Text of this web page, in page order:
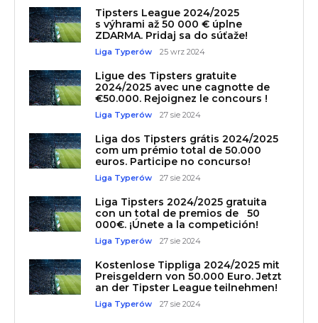
Tipsters League 2024/2025
s výhrami až 50 000 € úplne
ZDARMA. Pridaj sa do súťaže!
Liga Typerów 25 wrz 2024
Ligue des Tipsters gratuite
2024/2025 avec une cagnotte de
€50.000. Rejoignez le concours !
Liga Typerów 27 sie 2024
Liga dos Tipsters grátis 2024/2025
com um prémio total de 50.000
euros. Participe no concurso!
Liga Typerów 27 sie 2024
Liga Tipsters 2024/2025 gratuita
con un total de premios de 50
000€. ¡Únete a la competición!
Liga Typerów 27 sie 2024
Kostenlose Tippliga 2024/2025 mit
Preisgeldern von 50.000 Euro. Jetzt
an der Tipster League teilnehmen!
Liga Typerów 27 sie 2024